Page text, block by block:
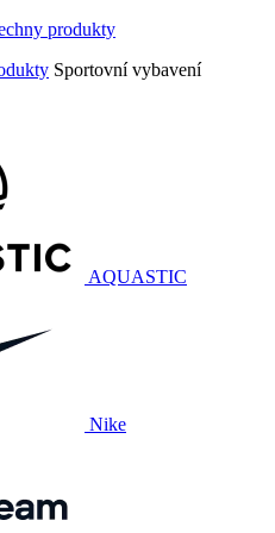
Sportovní vybavení
AQUASTIC
Nike